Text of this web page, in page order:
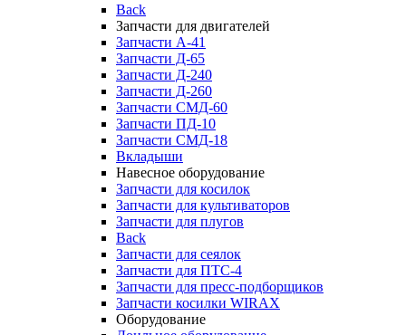
Back
Запчасти для двигателей
Запчасти А-41
Запчасти Д-65
Запчасти Д-240
Запчасти Д-260
Запчасти СМД-60
Запчасти ПД-10
Запчасти СМД-18
Вкладыши
Навесное оборудование
Запчасти для косилок
Запчасти для культиваторов
Запчасти для плугов
Back
Запчасти для сеялок
Запчасти для ПТС-4
Запчасти для пресс-подборщиков
Запчасти косилки WIRAX
Оборудование